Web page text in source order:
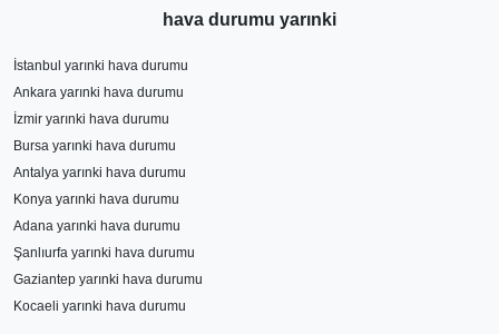
hava durumu yarınki
İstanbul yarınki hava durumu
Ankara yarınki hava durumu
İzmir yarınki hava durumu
Bursa yarınki hava durumu
Antalya yarınki hava durumu
Konya yarınki hava durumu
Adana yarınki hava durumu
Şanlıurfa yarınki hava durumu
Gaziantep yarınki hava durumu
Kocaeli yarınki hava durumu